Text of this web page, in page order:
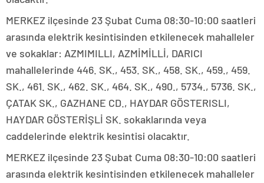
MERKEZ ilçesinde 23 Şubat Cuma 08:30-10:00 saatleri
arasında elektrik kesintisinden etkilenecek mahalleler
ve sokaklar: AZMIMILLI, AZMİMİLLİ, DARICI
mahallelerinde 446. SK., 453. SK., 458. SK., 459., 459.
SK., 461. SK., 462. SK., 464. SK., 490., 5734., 5736. SK.,
ÇATAK SK., GAZHANE CD., HAYDAR GÖSTERISLI,
HAYDAR GÖSTERİŞLİ SK. sokaklarında veya
caddelerinde elektrik kesintisi olacaktır.
MERKEZ ilçesinde 23 Şubat Cuma 08:30-10:00 saatleri
arasında elektrik kesintisinden etkilenecek mahalleler